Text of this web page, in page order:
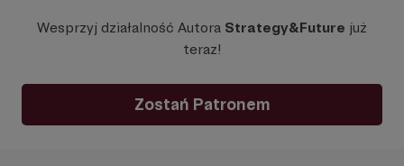
Wesprzyj działalność Autora Strategy&Future już
teraz!
Zostań Patronem